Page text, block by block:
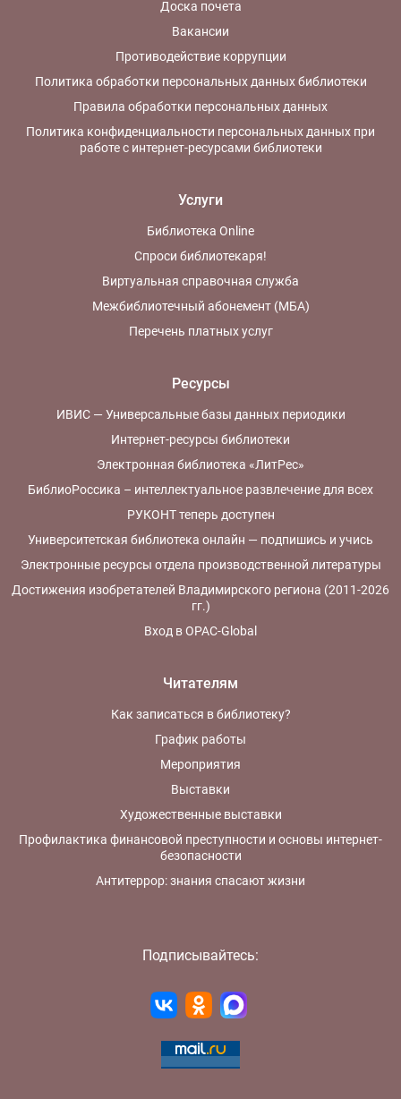
Доска почета
Вакансии
Противодействие коррупции
Политика обработки персональных данных библиотеки
Правила обработки персональных данных
Политика конфиденциальности персональных данных при
работе с интернет-ресурсами библиотеки
Услуги
Библиотека Online
Спроси библиотекаря!
Виртуальная справочная служба
Межбиблиотечный абонемент (МБА)
Перечень платных услуг
Ресурсы
ИВИС — Универсальные базы данных периодики
Интернет-ресурсы библиотеки
Электронная библиотека «ЛитРес»
БиблиоРоссика – интеллектуальное развлечение для всех
РУКОНТ теперь доступен
Университетская библиотека онлайн — подпишись и учись
Электронные ресурсы отдела производственной литературы
Достижения изобретателей Владимирского региона (2011-2026
гг.)
Вход в OPAC-Global
Читателям
Как записаться в библиотеку?
График работы
Мероприятия
Выставки
Художественные выставки
Профилактика финансовой преступности и основы интернет-
безопасности
Антитеррор: знания спасают жизни
Подписывайтесь: